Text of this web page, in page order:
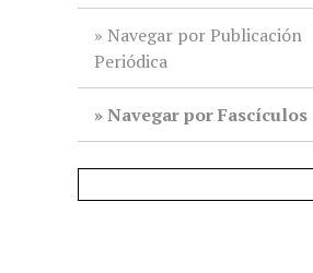
Navegar por Publicación
Periódica
Navegar por Fascículos